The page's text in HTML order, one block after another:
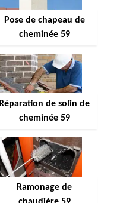
Pose de chapeau de
cheminée 59
Réparation de solin de
cheminée 59
Ramonage de